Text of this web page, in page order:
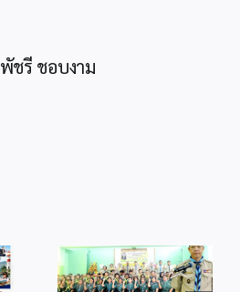
พัชรี ชอบงาม